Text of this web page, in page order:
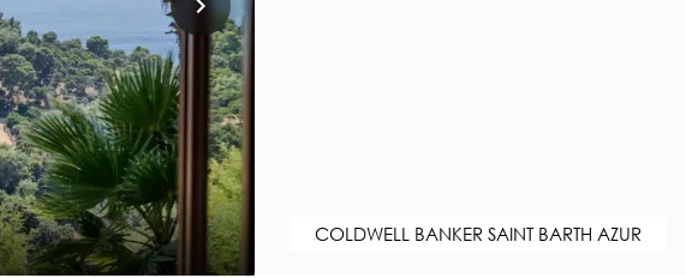
COLDWELL BANKER SAINT BARTH AZUR